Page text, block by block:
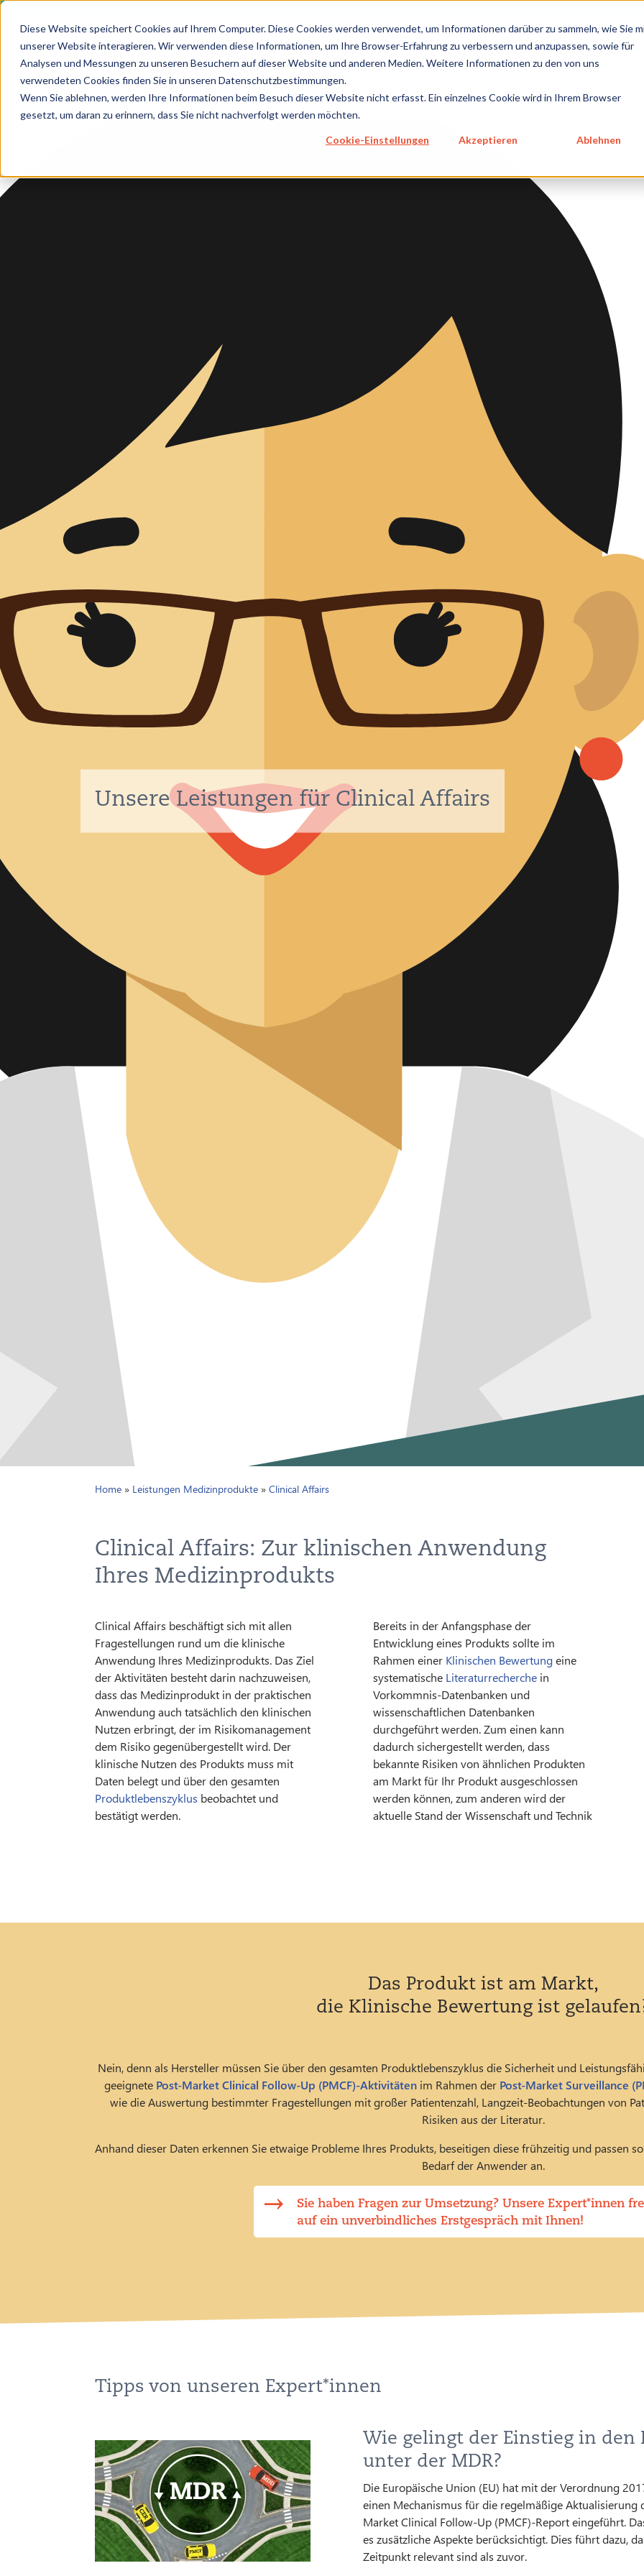
Diese Website speichert Cookies auf Ihrem Computer. Diese Cookies werden verwendet, um Informationen darüber zu sammeln, wie Sie
unserer Website interagieren. Wir verwenden diese Informationen, um Ihre Browser-Erfahrung zu verbessern und anzupassen, sowie für
Analysen und Messungen zu unseren Besuchern auf dieser Website und anderen Medien. Weitere Informationen zu den von uns
verwendeten Cookies finden Sie in unseren Datenschutzbestimmungen.
Wenn Sie ablehnen, werden Ihre Informationen beim Besuch dieser Website nicht erfasst. Ein einzelnes Cookie wird in Ihrem Browser
gesetzt, um daran zu erinnern, dass Sie nicht nachverfolgt werden möchten.
Cookie-Einstellungen Akzeptieren Ablehnen
LEISTUNGEN
MEDIZINPRODUKTE
IVD
LÖSUNGEN
Unsere Leistungen für Clinical Affairs
Home » Leistungen Medizinprodukte » Clinical Affairs
Clinical Affairs: Zur klinischen Anwendung
Ihres Medizinprodukts
Clinical Affairs beschäftigt sich mit allen
Fragestellungen rund um die klinische
Anwendung Ihres Medizinprodukts. Das Ziel
der Aktivitäten besteht darin nachzuweisen,
dass das Medizinprodukt in der praktischen
Anwendung auch tatsächlich den klinischen
Nutzen erbringt, der im Risikomanagement
dem Risiko gegenübergestellt wird. Der
klinische Nutzen des Produkts muss mit
Daten belegt und über den gesamten
Produktlebenszyklus beobachtet und
bestätigt werden.
Bereits in der Anfangsphase der
Entwicklung eines Produkts sollte im
Rahmen einer Klinischen Bewertungeine
systematische Literaturrecherchein
Vorkommnis-Datenbanken und
wissenschaftlichen Datenbanken
durchgeführt werden. Zum einen kann
dadurch sichergestellt werden, dass
bekannte Risiken von ähnlichen Produkten
am Markt für Ihr Produkt ausgeschlossen
werden können, zum anderen wird der
aktuelle Stand der Wissenschaft und Technik
Produktentwicklung ein, und die möglichen
Vergleichsprodukte sowie die klinische
Datenlage dieser sind bereits bekannt. Im
weiteren Entwicklungsprozess wird eine
finale Klinische Bewertung erstellt, die als
Das Produkt ist am Markt,
die Klinische Bewertung ist
Nein, denn als Hersteller müssen Sie über den gesamten Produktlebenszyklus die Sicherheit und
geeignete Post-Market Clinical Follow-Up (PMCF)-Aktivitäten im Rahmen der Post-Market Surveillance
wie die Auswertung bestimmter Fragestellungen mit großer Patientenzahl, Langzeit-Beobachtungen von
Risiken aus der Literatur.
Anhand dieser Daten erkennen Sie etwaige Probleme Ihres Produkts, beseitigen diese frühzeitig und passen
Bedarf der Anwender an.
Sie haben Fragen zur Umsetzung? Unsere Expert*innen
auf ein unverbindliches Erstgespräch mit Ihnen!
Tipps von unseren Expert*innen
Wie gelingt der Einstieg in den
unter der MDR?
Die Europäische Union (EU) hat mit der Verordnung
einen Mechanismus für die regelmäßige Aktualisierung
Market Clinical Follow-Up (PMCF)-Report eingeführt.
es zusätzliche Aspekte berücksichtigt. Dies führt dazu,
Zeitpunkt relevant sind als zuvor.
HOME
LEISTUNGEN MEDIZINPRODUKTE
Software, Cybersecurity & KI
Software für Medizinprodukte
Verifizierung und Validierung
Teststrategie
Zulassung international
Zulassungsstrategie
Qualitätsmanagement
QMS international
Post-Market Surveillance (PMS)
Downloads
LEISTUNGEN IVD
ZUKUNFTSSTARKE LÖSUNGEN
NEWSLETTER
ENGLISH